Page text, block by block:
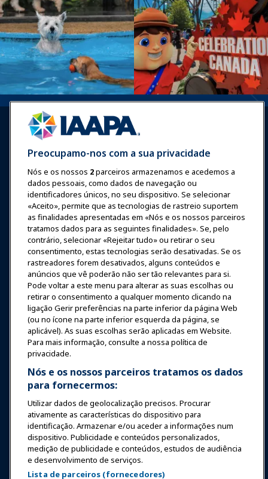
Entrar Junte-se Agora
Prêmios Carreiras
Contato
Expos e Eventos
Notícias & Diversão
Educação
Segurança & Proteção
Advocacia
Pesquisa e Relatórios
Sobre a IAAPA
Parceiros
Preocupamo-nos com a sua privacidade
Nós e os nossos 2parceiros armazenamos e acedemos a
dados pessoais, como dados de navegação ou
identificadores únicos, no seu dispositivo. Se selecionar
«Aceito», permite que as tecnologias de rastreio suportem
as finalidades apresentadas em «Nós e os nossos parceiros
tratamos dados para as seguintes finalidades». Se, pelo
contrário, selecionar «Rejeitar tudo» ou retirar o seu
consentimento, estas tecnologias serão desativadas. Se os
rastreadores forem desativados, alguns conteúdos e
anúncios que vê poderão não ser tão relevantes para si.
Pode voltar a este menu para alterar as suas escolhas ou
retirar o consentimento a qualquer momento clicando na
ligação Gerir preferências na parte inferior da página Web
(ou no ícone na parte inferior esquerda da página, se
aplicável). As suas escolhas serão aplicadas em Website.
Para mais informação, consulte a nossa política de
privacidade.
Nós e os nossos parceiros tratamos os dados
para fornecermos:
Utilizar dados de geolocalização precisos. Procurar
ativamente as características do dispositivo para
identificação. Armazenar e/ou aceder a informações num
dispositivo. Publicidade e conteúdos personalizados,
medição de publicidade e conteúdos, estudos de audiência
e desenvolvimento de serviços.
Lista de parceiros (fornecedores)